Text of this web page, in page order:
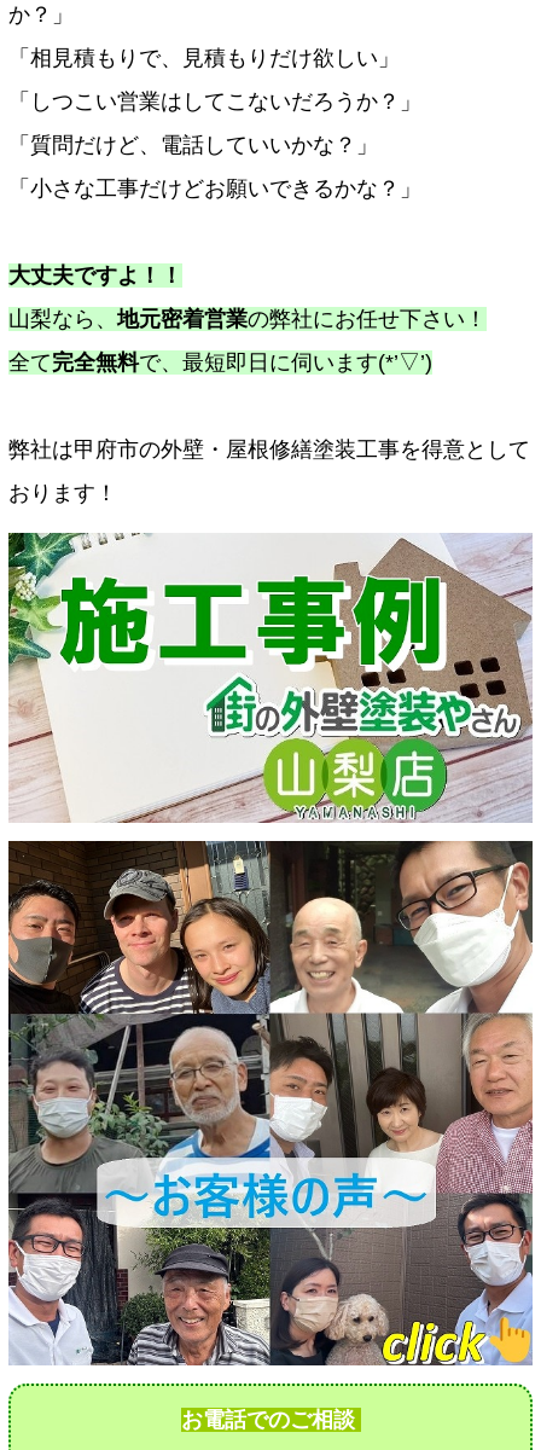
か？」
「相見積もりで、見積もりだけ欲しい」
「しつこい営業はしてこないだろうか？」
「質問だけど、電話していいかな？」
「小さな工事だけどお願いできるかな？」
大丈夫ですよ！！
山梨なら、地元密着営業の弊社にお任せ下さい！
全て完全無料で、最短即日に伺います(*’▽’)
弊社は甲府市の外壁・屋根修繕塗装工事を得意として
おります！
お電話でのご相談